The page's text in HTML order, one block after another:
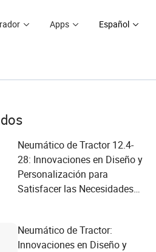
Apps Español
Neumático de Tractor 12.4-
28: Innovaciones en Diseño y
Personalización para
Satisfacer las Necesidades
Neumático de Tractor:
Innovaciones en Diseño y